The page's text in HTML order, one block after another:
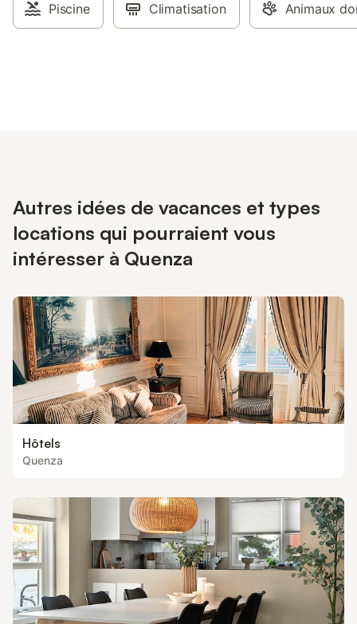
Piscine Climatisation Animaux
Autres idées de vacances et types
locations qui pourraient vous
intéresser à Quenza
Hôtels
Quenza